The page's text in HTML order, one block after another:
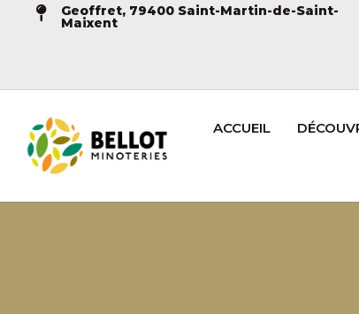
Geoffret, 79400 Saint-Martin-de-Saint-
Maixent
ACCUEIL